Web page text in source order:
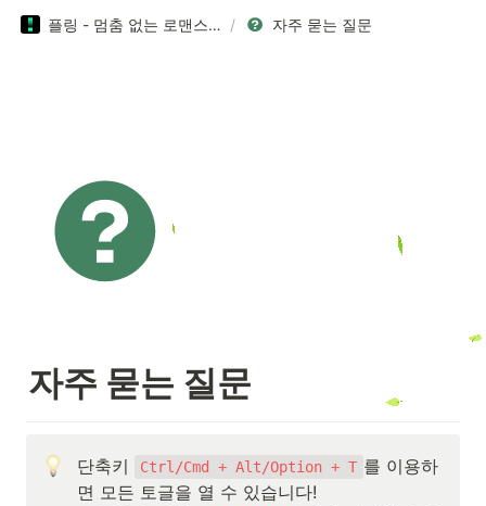
플링 - 멈춤 없는 로맨스 플레이! / 자주 묻는 질문
자주 묻는 질문
단축키 Ctrl/Cmd + Alt/Option + T 를 이용하
면 모든 토글을 열 수 있습니다!